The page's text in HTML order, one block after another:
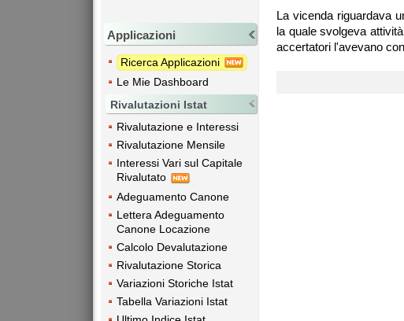
Applicazioni
Ricerca Applicazioni
Le Mie Dashboard
Rivalutazioni Istat
Rivalutazione e Interessi
Rivalutazione Mensile
Interessi Vari sul Capitale
Rivalutato
Adeguamento Canone
Lettera Adeguamento
Canone Locazione
Calcolo Devalutazione
Rivalutazione Storica
Variazioni Storiche Istat
Tabella Variazioni Istat
La vicenda riguardava
la quale svolgeva
accertatori l'avevano